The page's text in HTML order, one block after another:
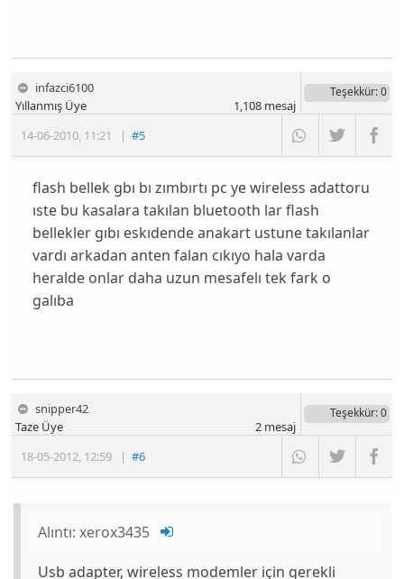
infazci6100
14-06-2010, 11:21 |#5
Yıllanmış Üye
Teşekkür: 0
1,108mesaj
flash bellek gbı bı zımbırtı pc ye wireless adattoru
ıste bu kasalara takılan bluetooth lar flash
bellekler gıbı eskıdende anakart ustune takılanlar
vardı arkadan anten falan cıkıyo hala varda
heralde onlar daha uzun mesafelı tek fark o
galıba
snipper42
18-05-2012, 12:59 |#6
Taze Üye
Teşekkür: 0
2mesaj
Alıntı:xerox3435
Usb adapter, wireless modemler için gerekli